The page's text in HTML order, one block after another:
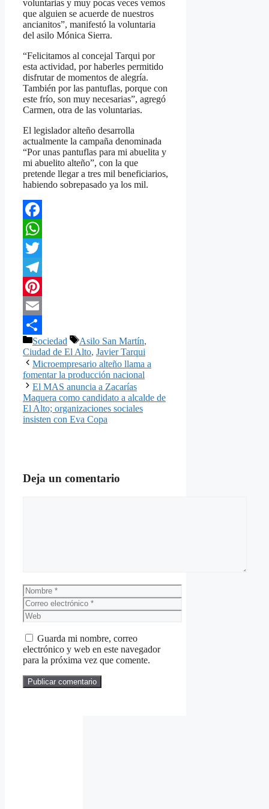
voluntarias y muy pocas veces vemos
que alguien se acuerde de nuestros
ancianitos”, manifestó la voluntaria
del asilo Mónica Sierra.
“Felicitamos al concejal Tarqui por
esta actividad, por haberles permitido
disfrutar de momentos de alegría.
También por las pantuflas, porque con
este frío, son muy necesarias”, agregó
Carmen, otra de las voluntarias.
El legislador alteño desarrolla
actualmente la campaña denominada
“Por unas pantuflas para mi abuelita y
mi abuelito alteño”, con la que
pretende llegar a tres mil beneficiarios,
habiendo sobrepasado ya los mil.
Facebook
WhatsApp
Twitter
Telegram
Pinterest
Email
Compartir
Categorías
Sociedad Etiquetas
Asilo San Martín,
Ciudad de El Alto, Javier Tarqui
Microempresario alteño llama a
fomentar la producción nacional
El MAS anuncia a Zacarías
Maquera como candidato a alcalde de
El Alto; organizaciones sociales
insisten con Eva Copa
Deja un comentario
Nombre
Correo
electrónico
Web
Guarda mi nombre, correo
electrónico y web en este navegador
para la próxima vez que comente.